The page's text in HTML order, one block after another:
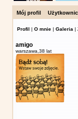
Mój profil
Profil | O mnie | Galeria |
amigo
warszawa, 38 lat